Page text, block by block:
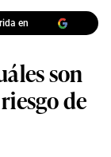
en
son
de